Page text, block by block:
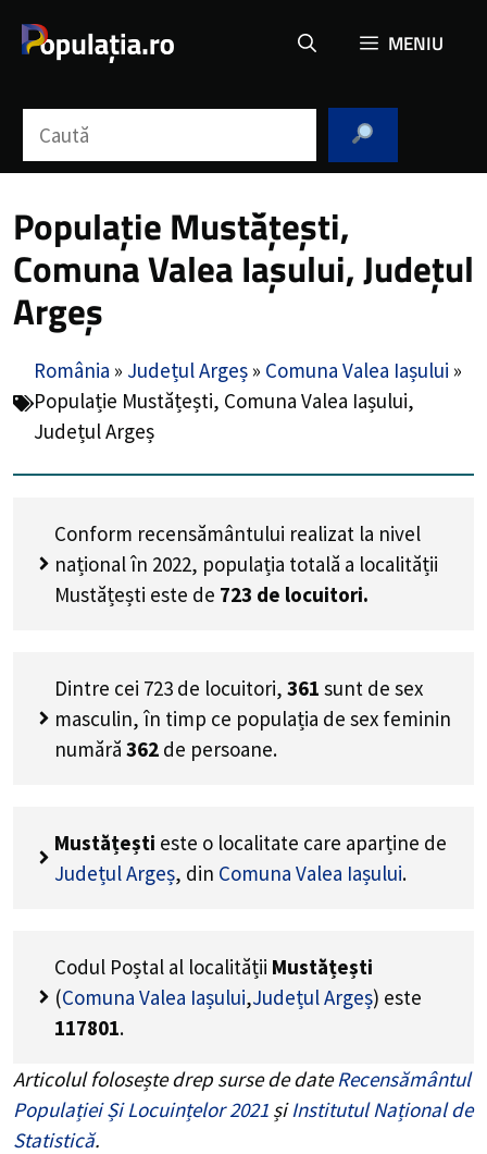
MENIU
Populație Mustățești,
Comuna Valea Iașului, Județul
Argeș
România » Județul Argeș » Comuna Valea Iașului »
Populație Mustățești, Comuna Valea Iașului,
Județul Argeș
Conform recensământului realizat la nivel
național în 2022, populația totală a localității
Mustățești este de 723 de locuitori.
Dintre cei 723 de locuitori, 361 sunt de sex
masculin, în timp ce populația de sex feminin
numără 362 de persoane.
Mustățești este o localitate care aparține de
Județul Argeș, din Comuna Valea Iașului.
Codul Poștal al localității Mustățești
(Comuna Valea Iașului,Județul Argeș) este
117801.
Articolul folosește drep surse de dateRecensământul
Populației Și Locuințelor 2021 șiInstitutul Național de
Statistică.